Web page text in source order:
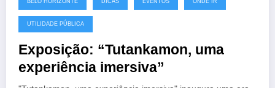
7 de fevereiro de 2025
UTILIDADE PÚBLICA
Exposição: “Tutankamon, uma
experiência imersiva”